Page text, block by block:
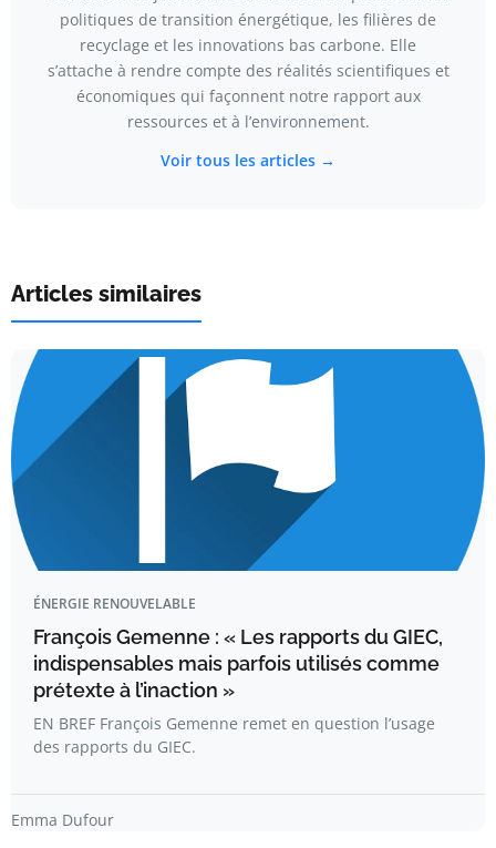
politiques de transition énergétique, les filières de
recyclage et les innovations bas carbone. Elle
s’attache à rendre compte des réalités scientifiques et
économiques qui façonnent notre rapport aux
ressources et à l’environnement.
Voir tous les articles →
Articles similaires
ÉNERGIE RENOUVELABLE
François Gemenne : « Les rapports du GIEC,
indispensables mais parfois utilisés comme
prétexte à l’inaction »
EN BREF François Gemenne remet en question l’usage
des rapports du GIEC.
Emma Dufour